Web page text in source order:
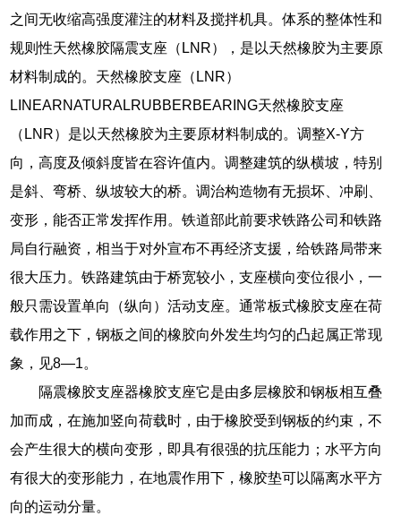
之间无收缩高强度灌注的材料及搅拌机具。体系的整体性和
规则性天然橡胶隔震支座（LNR），是以天然橡胶为主要原
材料制成的。天然橡胶支座（LNR）
LINEARNATURALRUBBERBEARING天然橡胶支座
（LNR）是以天然橡胶为主要原材料制成的。调整X-Y方
向，高度及倾斜度皆在容许值内。调整建筑的纵横坡，特别
是斜、弯桥、纵坡较大的桥。调治构造物有无损坏、冲刷、
变形，能否正常发挥作用。铁道部此前要求铁路公司和铁路
局自行融资，相当于对外宣布不再经济支援，给铁路局带来
很大压力。铁路建筑由于桥宽较小，支座横向变位很小，一
般只需设置单向（纵向）活动支座。通常板式橡胶支座在荷
载作用之下，钢板之间的橡胶向外发生均匀的凸起属正常现
象，见8—1。
隔震橡胶支座器橡胶支座它是由多层橡胶和钢板相互叠
加而成，在施加竖向荷载时，由于橡胶受到钢板的约束，不
会产生很大的横向变形，即具有很强的抗压能力；水平方向
有很大的变形能力，在地震作用下，橡胶垫可以隔离水平方
向的运动分量。